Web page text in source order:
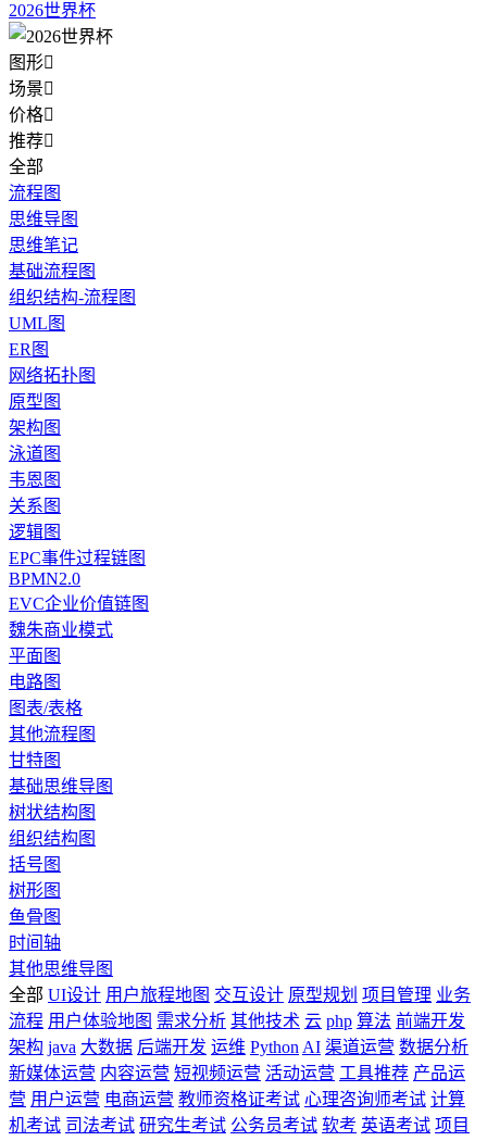
2026世界杯
图形
场景
价格
推荐
全部
流程图
思维导图
思维笔记
基础流程图
组织结构-流程图
UML图
ER图
网络拓扑图
原型图
架构图
泳道图
韦恩图
关系图
逻辑图
EPC事件过程链图
BPMN2.0
EVC企业价值链图
魏朱商业模式
平面图
电路图
图表/表格
其他流程图
甘特图
基础思维导图
树状结构图
组织结构图
括号图
树形图
鱼骨图
时间轴
其他思维导图
全部 UI设计 用户旅程地图 交互设计 原型规划 项目管理 业务
流程 用户体验地图 需求分析 其他技术 云 php 算法 前端开发
架构 java 大数据 后端开发 运维 Python AI 渠道运营 数据分析
新媒体运营 内容运营 短视频运营 活动运营 工具推荐 产品运
营 用户运营 电商运营 教师资格证考试 心理咨询师考试 计算
机考试 司法考试 研究生考试 公务员考试 软考 英语考试 项目